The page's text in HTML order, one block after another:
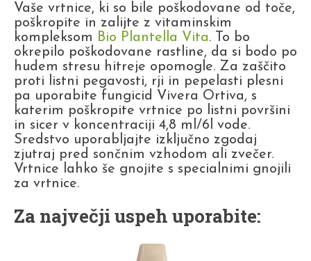
Vaše vrtnice, ki so bile poškodovane od toče,
poškropite in zalijte z vitaminskim
kompleksom Bio Plantella Vita. To bo
okrepilo poškodovane rastline, da si bodo po
hudem stresu hitreje opomogle. Za zaščito
proti listni pegavosti, rji in pepelasti plesni
pa uporabite fungicid Vivera Ortiva, s
katerim poškropite vrtnice po listni površini
in sicer v koncentraciji 4,8 ml/6l vode.
Sredstvo uporabljajte izključno zgodaj
zjutraj pred sončnim vzhodom ali zvečer.
Vrtnice lahko še gnojite s specialnimi gnojili
za vrtnice.
Za največji uspeh uporabite: